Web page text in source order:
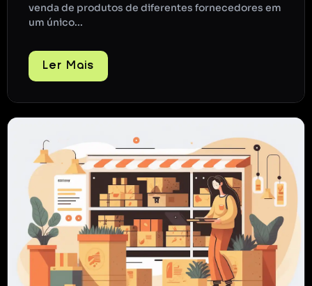
venda de produtos de diferentes fornecedores em
um único...
Ler Mais